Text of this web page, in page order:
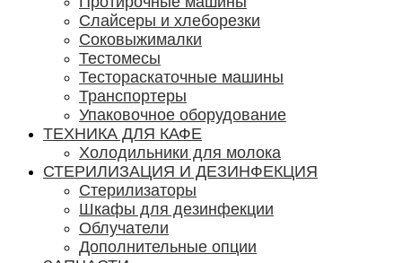
Слайсеры и хлеборезки
Соковыжималки
Тестомесы
Тестораскаточные машины
Транспортеры
Упаковочное оборудование
ТЕХНИКА ДЛЯ КАФЕ
Холодильники для молока
СТЕРИЛИЗАЦИЯ И ДЕЗИНФЕКЦИЯ
Стерилизаторы
Шкафы для дезинфекции
Облучатели
Дополнительные опции